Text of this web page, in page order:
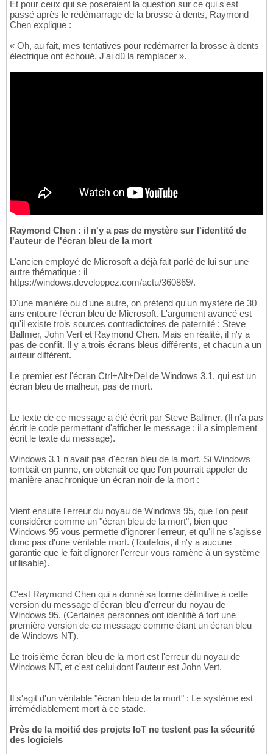
Et pour ceux qui se poseraient la question sur ce qui s'est
passé après le redémarrage de la brosse à dents, Raymond
Chen explique :
« Oh, au fait, mes tentatives pour redémarrer la brosse à dents
électrique ont échoué. J'ai dû la remplacer ».
Raymond Chen : il n'y a pas de mystère sur l'identité de
l'auteur de l'écran bleu de la mort
L'ancien employé de Microsoft a déjà fait parlé de lui sur une
autre thématique : il
https://windows.developpez.com/actu/360869/.
D'une manière ou d'une autre, on prétend qu'un mystère de 30
ans entoure l'écran bleu de Microsoft. L'argument avancé est
qu'il existe trois sources contradictoires de paternité : Steve
Ballmer, John Vert et Raymond Chen. Mais en réalité, il n'y a
pas de conflit. Il y a trois écrans bleus différents, et chacun a un
auteur différent.
Le premier est l'écran Ctrl+Alt+Del de Windows 3.1, qui est un
écran bleu de malheur, pas de mort.
Le texte de ce message a été écrit par Steve Ballmer. (Il n'a pas
écrit le code permettant d'afficher le message ; il a simplement
écrit le texte du message).
Windows 3.1 n'avait pas d'écran bleu de la mort. Si Windows
tombait en panne, on obtenait ce que l'on pourrait appeler de
manière anachronique un écran noir de la mort :
Vient ensuite l'erreur du noyau de Windows 95, que l'on peut
considérer comme un "écran bleu de la mort", bien que
Windows 95 vous permette d'ignorer l'erreur, et qu'il ne s'agisse
donc pas d'une véritable mort. (Toutefois, il n'y a aucune
garantie que le fait d'ignorer l'erreur vous ramène à un système
utilisable).
C'est Raymond Chen qui a donné sa forme définitive à cette
version du message d'écran bleu d'erreur du noyau de
Windows 95. (Certaines personnes ont identifié à tort une
première version de ce message comme étant un écran bleu
de Windows NT).
Le troisième écran bleu de la mort est l'erreur du noyau de
Windows NT, et c'est celui dont l'auteur est John Vert.
Il s'agit d'un véritable "écran bleu de la mort" : Le système est
irrémédiablement mort à ce stade.
Près de la moitié des projets IoT ne testent pas la sécurité
des logiciels